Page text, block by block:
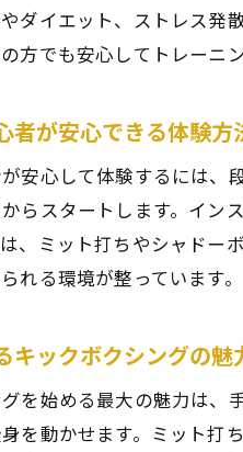
青
子
ダイエット、ストレス発
方でも安心してトレーニ
者が安心できる体験方
安心して体験するには
らスタートします。イン
、ミット打ちやシャド
れる環境が整っています。
キックボクシングの魅
を始める最大の魅力は、
を動かせます。ミット打